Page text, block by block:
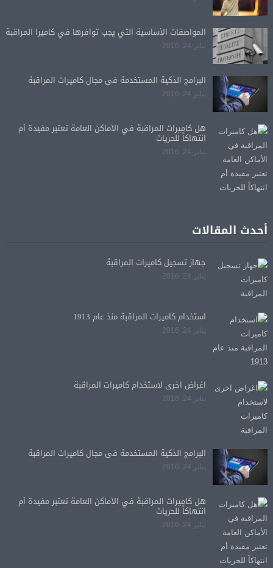
المواصفات الأساسية التي يجب توافرها في كاميرا المراقبة
يناير 24, 2016
البرامج الذكية المستخدمة فى مجال كاميرات المراقبة
يناير 24, 2016
هل كاميرات المراقبة في الأماكن العامة تعتبر مفيدة أم
انتهاكاً للحريات
يناير 24, 2016
أحدث المقالات
جهاز تسجيل كاميرات المراقبة
يناير 24, 2016
استخدام كاميرات المراقبة منذ عام 1913
يناير 24, 2016
اغراض اخرى لاستخدام كاميرات المراقبة
يناير 24, 2016
البرامج الذكية المستخدمة فى مجال كاميرات المراقبة
يناير 24, 2016
هل كاميرات المراقبة في الأماكن العامة تعتبر مفيدة أم
انتهاكاً للحريات
يناير 24, 2016